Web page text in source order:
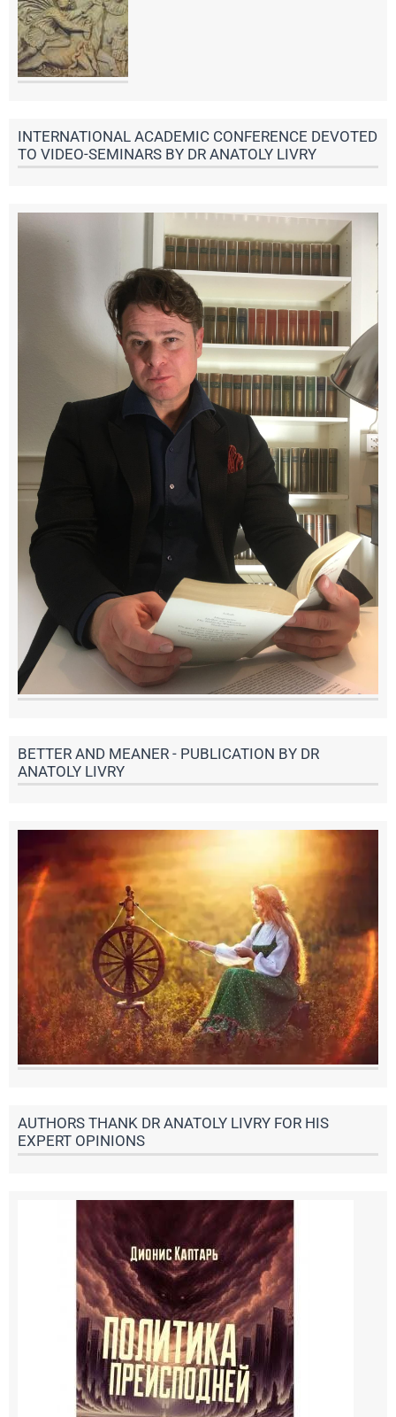
INTERNATIONAL ACADEMIC CONFERENCE DEVOTED
TO VIDEO-SEMINARS BY DR ANATOLY LIVRY
BETTER AND MEANER - PUBLICATION BY DR
ANATOLY LIVRY
AUTHORS THANK DR ANATOLY LIVRY FOR HIS
EXPERT OPINIONS